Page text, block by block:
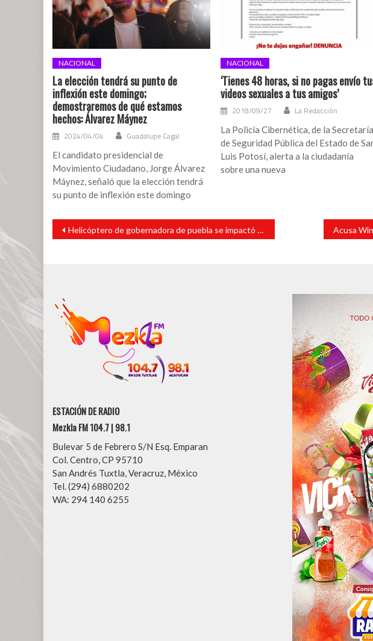
NACIONAL
La elección tendrá su punto de
inflexión este domingo;
demostraremos de qué estamos
hechos: Álvarez Máynez
2024/04/04 Guadalupe Cagal
El candidato presidencial de
Movimiento Ciudadano, Jorge Álvarez
Máynez, señaló que la elección tendrá
su punto de inflexión este domingo
NACIONAL
‘Tienes 48 horas, si no pagas envío
videos sexuales a tus amigos’
2018/09/27 La Redacción
La Policía Cibernética, de la Secretaría
de Seguridad Pública del Estado de
Luis Potosí, alerta a la ciudadanía
sobre una nueva
Navegación
entradas
Helicóptero de gobernadora de puebla se impactó en un ángulo de 60 grados: SCT
ESTACIÓN DE RADIO
Mezkla FM 104.7 | 98.1
Bulevar 5 de Febrero S/N Esq. Emparan
Col. Centro, CP 95710
San Andrés Tuxtla, Veracruz, México
Tel. (294) 6880202
WA: 294 140 6255